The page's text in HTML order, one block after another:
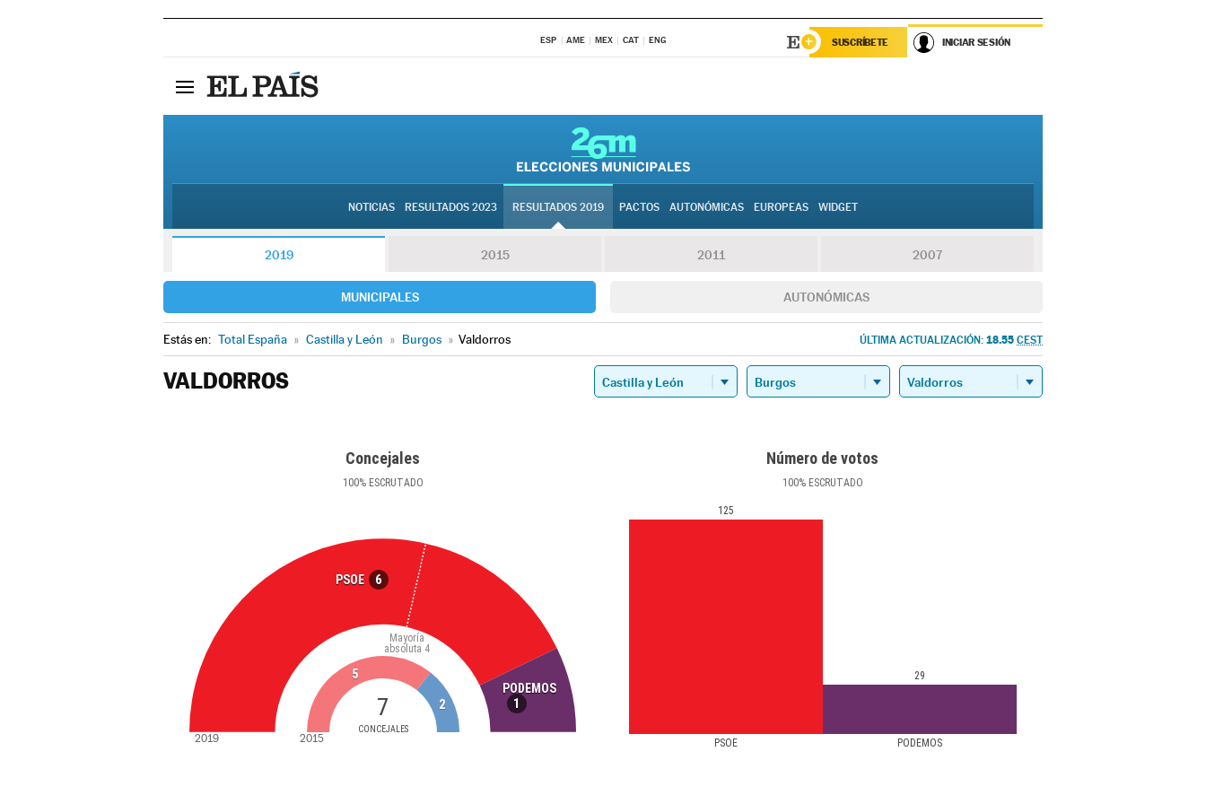
ESP AME MEX CAT ENG SUSCRÍBETE INICIAR SESIÓN
NOTICIAS RESULTADOS 2023 RESULTADOS 2019 PACTOS AUTONÓMICAS EUROPEAS WIDGET
2019 2015 2011 2007
MUNICIPALES AUTONÓMICAS
Estás en: Total España » Castilla y León » Burgos » Valdorros ÚLTIMA ACTUALIZACIÓN: 18.55 CEST
VALDORROS
Concejales
100%ESCRUTADO
PSOE 6
PODEMOS
1
7
CONCEJALES
Mayoría
absoluta 4
5
2
2019 2015
Número de votos
100%ESCRUTADO
PSOE PODEMOS
125
29